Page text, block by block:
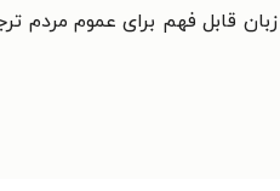
قابل فهم برای عموم مردم